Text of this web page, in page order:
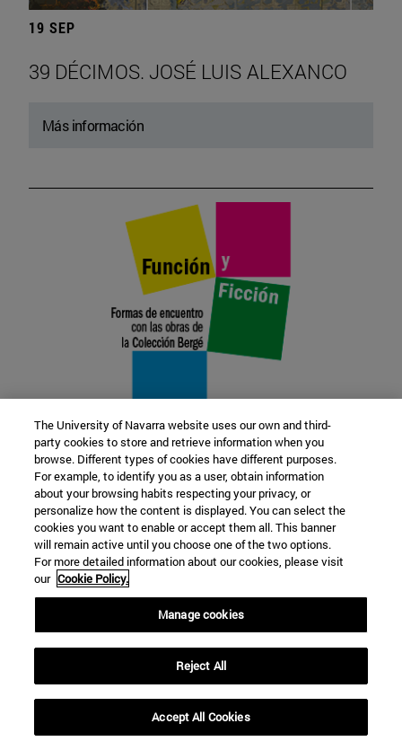
19 SEP
39 DÉCIMOS. JOSÉ LUIS ALEXANCO
Más información
22 SEP
FUNCIÓN Y FICCIÓN. Varios artistas
Más información
The University of Navarra website uses our own and third-
party cookies to store and retrieve information when you
browse. Different types of cookies have different purposes.
For example, to identify you as a user, obtain information
about your browsing habits respecting your privacy, or
personalize how the content is displayed. You can select the
cookies you want to enable or accept them all. This banner
will remain active until you choose one of the two options.
For more detailed information about our cookies, please visit
our Cookie Policy.
Manage cookies
Reject All
Accept All Cookies